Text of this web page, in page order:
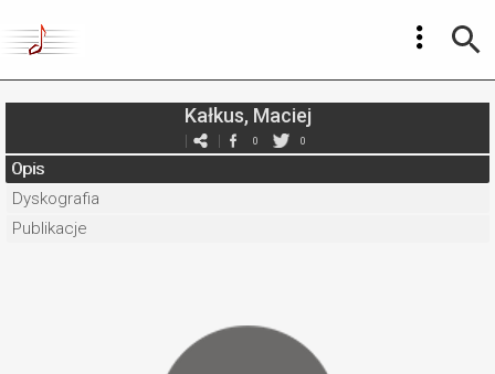
Kałkus, Maciej
0 0
Opis
Dyskografia
Publikacje